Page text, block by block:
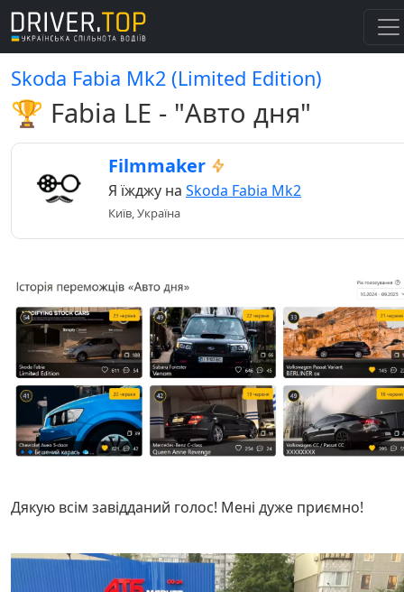
Skoda Fabia Mk2 (Limited Edition)
🏆 Fabia LE - "Авто дня"
Filmmaker
Я їжджу на Skoda Fabia Mk2
Київ, Україна
Дякую всім завідданий голос! Мені дуже приємно!